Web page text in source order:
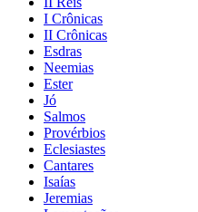
I Crônicas
II Crônicas
Esdras
Neemias
Ester
Jó
Salmos
Provérbios
Eclesiastes
Cantares
Isaías
Jeremias